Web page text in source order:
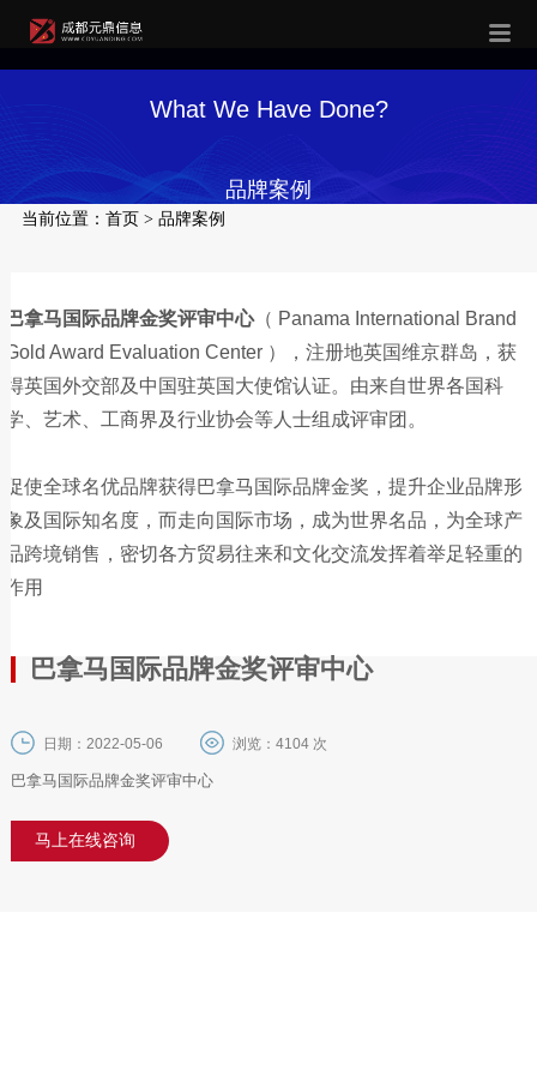
What We Have Done?
品牌案例
当前位置： 首页 > 品牌案例
巴拿马国际品牌金奖评审中心（ Panama International Brand
Gold Award Evaluation Center ），注册地英国维京群岛，获
得英国外交部及中国驻英国大使馆认证。由来自世界各国科
学、艺术、工商界及行业协会等人士组成评审团。
促使全球名优品牌获得巴拿马国际品牌金奖，提升企业品牌形
象及国际知名度，而走向国际市场，成为世界名品，为全球产
品跨境销售，密切各方贸易往来和文化交流发挥着举足轻重的
作用
巴拿马国际品牌金奖评审中心
日期：2022-05-06 浏览： 4104次
巴拿马国际品牌金奖评审中心
马上在线咨询